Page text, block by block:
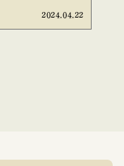
2024.04.22